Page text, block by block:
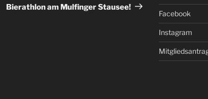
Bierathlon am Mulfinger Stausee!
Facebook
Instagram